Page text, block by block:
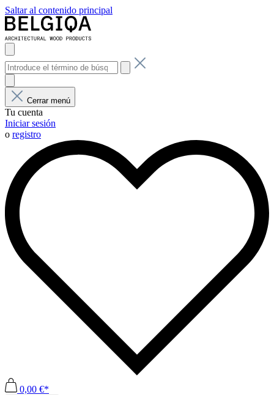
Saltar al contenido principal
Cerrar menú
Tu cuenta
Iniciar sesión
o registro
0,00 €*